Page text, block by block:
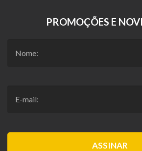
PROMOÇÕES E
ASSINAR